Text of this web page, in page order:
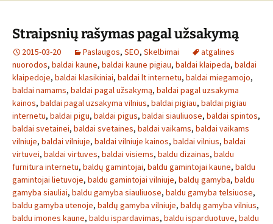
Straipsnių rašymas pagal užsakymą
2015-03-20 Paslaugos, SEO, Skelbimai
atgalines
nuorodos, baldai kaune, baldai kaune pigiau, baldai klaipeda, baldai
klaipedoje, baldai klasikiniai, baldai lt internetu, baldai miegamojo,
baldai namams, baldai pagal užsakymą, baldai pagal uzsakyma
kainos, baldai pagal uzsakyma vilnius, baldai pigiau, baldai pigiau
internetu, baldai pigu, baldai pigus, baldai siauliuose, baldai spintos,
baldai svetainei, baldai svetaines, baldai vaikams, baldai vaikams
vilniuje, baldai vilniuje, baldai vilniuje kainos, baldai vilnius, baldai
virtuvei, baldai virtuves, baldai visiems, baldu dizainas, baldu
furnitura internetu, baldų gamintojai, baldu gamintojai kaune, baldu
gamintojai lietuvoje, baldu gamintojai vilniuje, baldų gamyba, baldu
gamyba siauliai, baldu gamyba siauliuose, baldu gamyba telsiuose,
baldu gamyba utenoje, baldų gamyba vilniuje, baldų gamyba vilnius,
baldu imones kaune, baldu ispardavimas, baldu isparduotuve, baldu